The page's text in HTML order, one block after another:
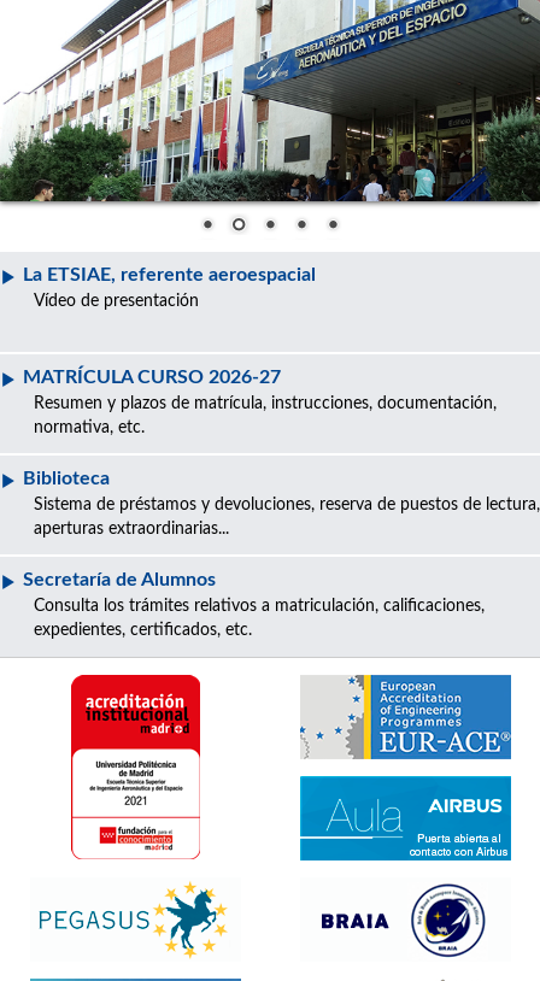
La ETSIAE, referente aeroespacial
Vídeo de presentación
MATRÍCULA CURSO 2026-27
Resumen y plazos de matrícula, instrucciones, documentación,
normativa, etc.
Biblioteca
Sistema de préstamos y devoluciones, reserva de puestos de lectura,
aperturas extraordinarias...
Secretaría de Alumnos
Consulta los trámites relativos a matriculación, calificaciones,
expedientes, certificados, etc.